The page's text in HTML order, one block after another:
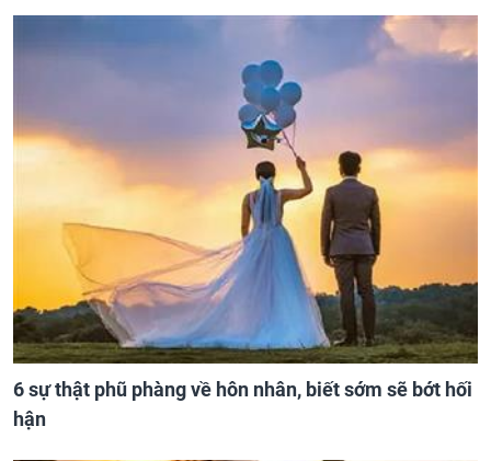
6 sự thật phũ phàng về hôn nhân, biết sớm sẽ bớt hối
hận